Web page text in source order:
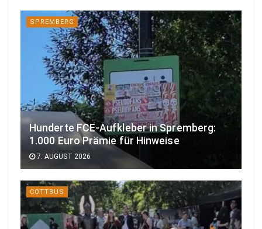
SPREMBERG
Hunderte FCE-Aufkleber in Spremberg:
1.000 Euro Prämie für Hinweise
7. AUGUST 2026
COTTBUS